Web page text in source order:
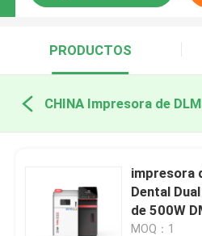
PRODUCTOS
CHINA Impresora de
impresora
Dental
de 500W
MOQ：1